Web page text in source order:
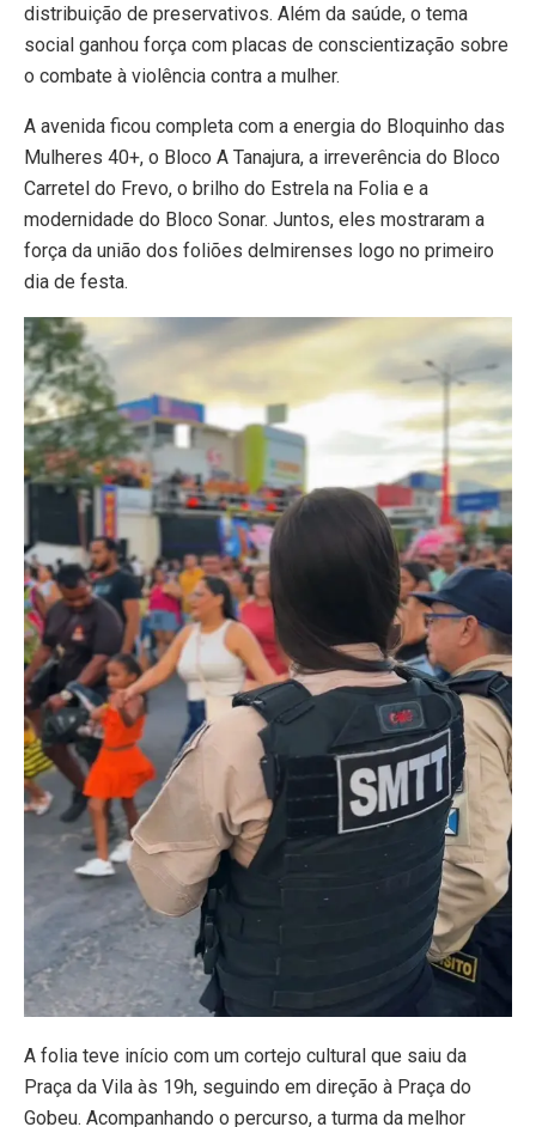
distribuição de preservativos. Além da saúde, o tema
social ganhou força com placas de conscientização sobre
o combate à violência contra a mulher.
A avenida ficou completa com a energia do Bloquinho das
Mulheres 40+, o Bloco A Tanajura, a irreverência do Bloco
Carretel do Frevo, o brilho do Estrela na Folia e a
modernidade do Bloco Sonar. Juntos, eles mostraram a
força da união dos foliões delmirenses logo no primeiro
dia de festa.
A folia teve início com um cortejo cultural que saiu da
Praça da Vila às 19h, seguindo em direção à Praça do
Gobeu. Acompanhando o percurso, a turma da melhor